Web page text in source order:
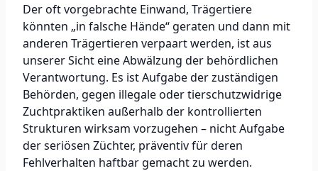
Der oft vorgebrachte Einwand, Trägertiere
könnten „in falsche Hände“ geraten und dann mit
anderen Trägertieren verpaart werden, ist aus
unserer Sicht eine Abwälzung der behördlichen
Verantwortung. Es ist Aufgabe der zuständigen
Behörden, gegen illegale oder tierschutzwidrige
Zuchtpraktiken außerhalb der kontrollierten
Strukturen wirksam vorzugehen – nicht Aufgabe
der seriösen Züchter, präventiv für deren
Fehlverhalten haftbar gemacht zu werden.